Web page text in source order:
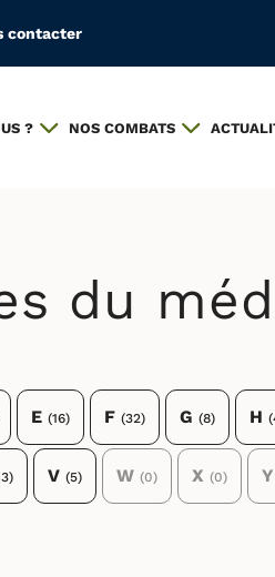
contacter
? NOS COMBATS
du
E (16) F (32) G (8) H
V (5) W (0) X (0) Y